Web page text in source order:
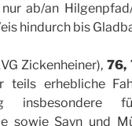
ab/an
hindurch bis
Zickenheiner), 76,
erhebliche
insbesondere
sowie Sayn und